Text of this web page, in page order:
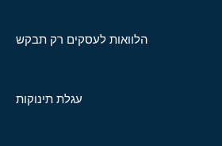
הלוואות לעסקים רק תבקש
עגלת תינוקות